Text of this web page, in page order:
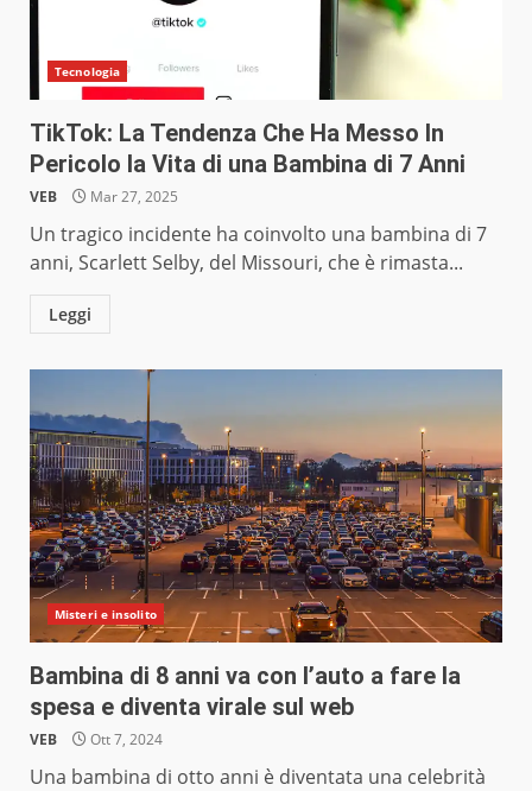
Tecnologia
TikTok: La Tendenza Che Ha Messo In
Pericolo la Vita di una Bambina di 7 Anni
VEB Mar 27, 2025
Un tragico incidente ha coinvolto una bambina di 7
anni, Scarlett Selby, del Missouri, che è rimasta...
Leggi
Misteri e insolito
Bambina di 8 anni va con l’auto a fare la
spesa e diventa virale sul web
VEB Ott 7, 2024
Una bambina di otto anni è diventata una celebrità